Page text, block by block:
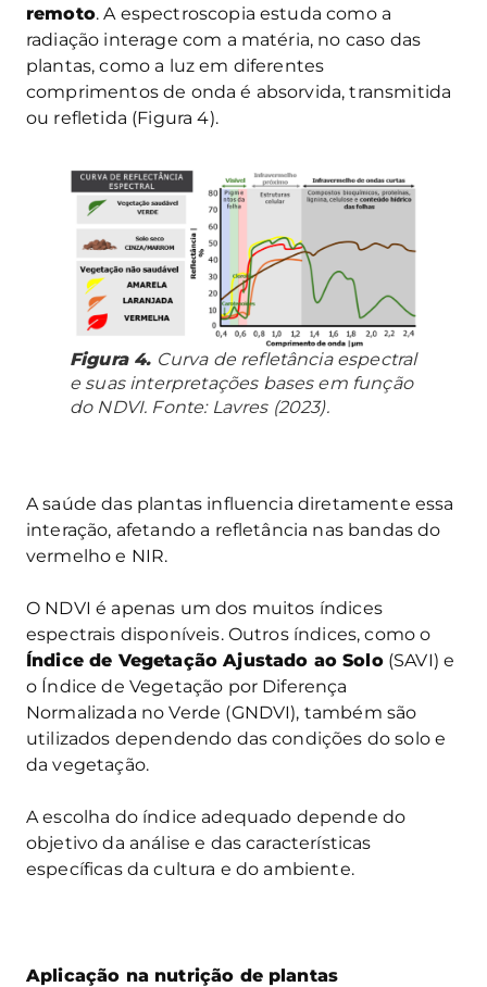
remoto. A espectroscopia estuda como a
radiação interage com a matéria, no caso das
plantas, como a luz em diferentes
comprimentos de onda é absorvida, transmitida
ou refletida (Figura 4).
Figura 4. Curva de refletância espectral
e suas interpretações bases em função
do NDVI. Fonte: Lavres (2023).
A saúde das plantas influencia diretamente essa
interação, afetando a refletância nas bandas do
vermelho e NIR.
O NDVI é apenas um dos muitos índices
espectrais disponíveis. Outros índices, como o
Índice de Vegetação Ajustado ao Solo(SAVI) e
o Índice de Vegetação por Diferença
Normalizada no Verde (GNDVI), também são
utilizados dependendo das condições do solo e
da vegetação.
A escolha do índice adequado depende do
objetivo da análise e das características
específicas da cultura e do ambiente.
Aplicação na nutrição de plantas